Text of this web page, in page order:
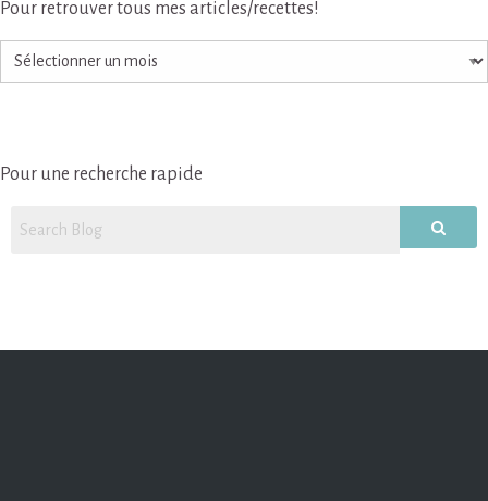
Pour retrouver tous mes articles/recettes!
Pour
retrouver
articles/recettes!
Pour une recherche rapide